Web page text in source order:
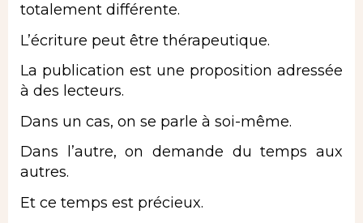
totalement différente.
L’écriture peut être thérapeutique.
La publication est une proposition adressée
à des lecteurs.
Dans un cas, on se parle à soi-même.
Dans l’autre, on demande du temps aux
autres.
Et ce temps est précieux.